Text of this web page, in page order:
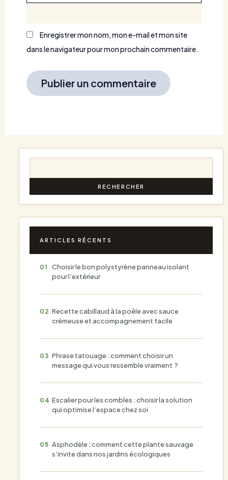
Enregistrer mon nom, mon e-mail et mon site
dans le navigateur pour mon prochain commentaire.
RECHERCHER
ARTICLES RÉCENTS
Choisir le bon polystyrène panneau isolant
pour l’extérieur
Recette cabillaud à la poêle avec sauce
crémeuse et accompagnement facile
Phrase tatouage : comment choisir un
message qui vous ressemble vraiment ?
Escalier pour les combles : choisir la solution
qui optimise l’espace chez soi
Asphodèle : comment cette plante sauvage
s’invite dans nos jardins écologiques